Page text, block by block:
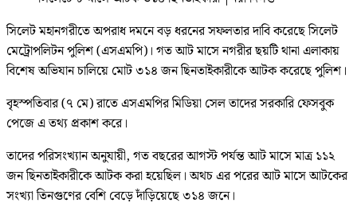
সিলেট মহানগরীতে অপরাধ দমনে বড় ধরনের সফলতার দাবি করেছে সিলেট
মেট্রোপলিটন পুলিশ (এসএমপি)। গত আট মাসে নগরীর ছয়টি থানা এলাকায়
বিশেষ অভিযান চালিয়ে মোট ৩১৪ জন ছিনতাইকারীকে আটক করেছে পুলিশ।
বৃহস্পতিবার (৭ মে) রাতে এসএমপির মিডিয়া সেল তাদের সরকারি ফেসবুক
পেজে এ তথ্য প্রকাশ করে।
তাদের পরিসংখ্যান অনুযায়ী, গত বছরের আগস্ট পর্যন্ত আট মাসে মাত্র ১১২
জন ছিনতাইকারীকে আটক করা হয়েছিল। অথচ এর পরের আট মাসে আটকের
সংখ্যা তিনগুণের বেশি বেড়ে দাঁড়িয়েছে ৩১৪ জনে।